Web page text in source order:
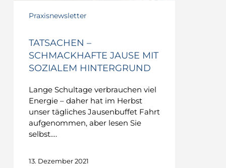
Praxisnewsletter
TATSACHEN –
SCHMACKHAFTE JAUSE MIT
SOZIALEM HINTERGRUND
Lange Schultage verbrauchen viel
Energie – daher hat im Herbst
unser tägliches Jausenbuffet Fahrt
aufgenommen, aber lesen Sie
selbst….
13. Dezember 2021